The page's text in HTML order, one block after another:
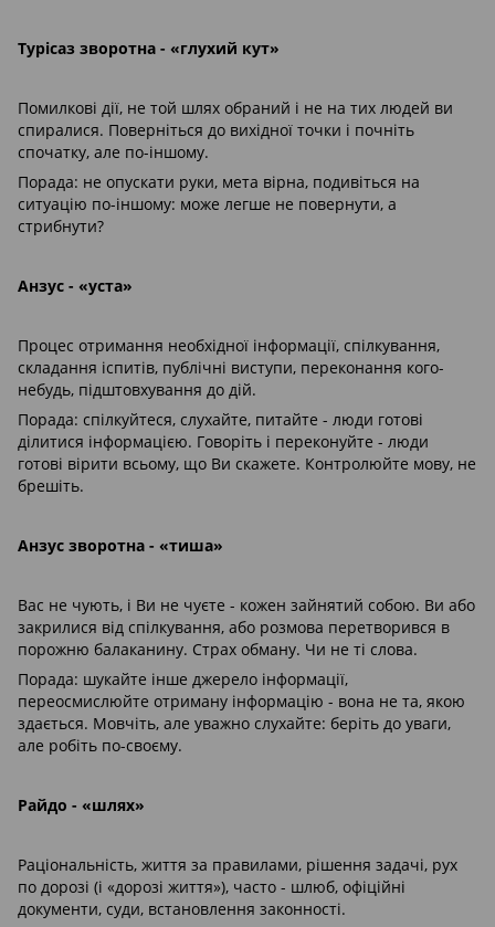
Турісаз зворотна - «глухий кут»
Помилкові дії, не той шлях обраний і не на тих людей ви
спиралися. Поверніться до вихідної точки і почніть
спочатку, але по-іншому.
Порада: не опускати руки, мета вірна, подивіться на
ситуацію по-іншому: може легше не повернути, а
стрибнути?
Анзус - «уста»
Процес отримання необхідної інформації, спілкування,
складання іспитів, публічні виступи, переконання кого-
небудь, підштовхування до дій.
Порада: спілкуйтеся, слухайте, питайте - люди готові
ділитися інформацією. Говоріть і переконуйте - люди
готові вірити всьому, що Ви скажете. Контролюйте мову, не
брешіть.
Анзус зворотна - «тиша»
Вас не чують, і Ви не чуєте - кожен зайнятий собою. Ви або
закрилися від спілкування, або розмова перетворився в
порожню балаканину. Страх обману. Чи не ті слова.
Порада: шукайте інше джерело інформації,
переосмислюйте отриману інформацію - вона не та, якою
здається. Мовчіть, але уважно слухайте: беріть до уваги,
але робіть по-своєму.
Райдо - «шлях»
Раціональність, життя за правилами, рішення задачі, рух
по дорозі (і «дорозі життя»), часто - шлюб, офіційні
документи, суди, встановлення законності.